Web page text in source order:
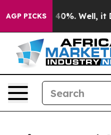
AGP PICKS
Around 40%. Well, it